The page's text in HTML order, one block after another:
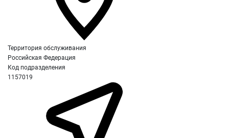
Территория обслуживания
Российская Федерация
Код подразделения
1157019